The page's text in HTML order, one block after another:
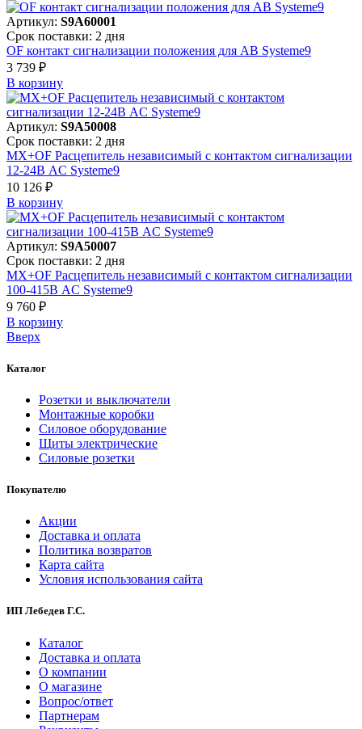
Артикул: S9A60001
Срок поставки: 2 дня
OF контакт сигнализации положения для АВ Systeme9
3 739 ₽
В корзинy
Артикул: S9A50008
Срок поставки: 2 дня
MX+OF Расцепитель независимый с контактом сигнализации
12-24В AC Systeme9
10 126 ₽
В корзинy
Артикул: S9A50007
Срок поставки: 2 дня
MX+OF Расцепитель независимый с контактом сигнализации
100-415В AC Systeme9
9 760 ₽
В корзинy
Вверх
Каталог
Розетки и выключатели
Монтажные коробки
Силовое оборудование
Щиты электрические
Силовые розетки
Покупателю
Акции
Доставка и оплата
Политика возвратов
Карта сайта
Условия использования сайта
ИП Лебедев Г.С.
Каталог
Доставка и оплата
О компании
О магазине
Вопрос/ответ
Партнерам